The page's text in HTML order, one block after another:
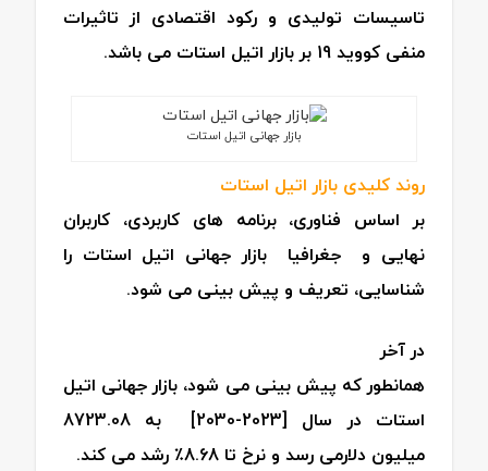
تاسیسات تولیدی و رکود اقتصادی از تاثیرات
منفی کووید 19 بر بازار اتیل استات می باشد.
بازار جهانی اتیل استات
روند کلیدی بازار اتیل استات
بر اساس فناوری، برنامه های کاربردی، کاربران
نهایی و جغرافیا بازار جهانی اتیل استات را
شناسایی، تعریف و پیش بینی می شود.
در آخر
همانطور که پیش بینی می شود، بازار جهانی اتیل
استات در سال [2023-2030] به 8723.08
میلیون دلارمی رسد و نرخ تا 8.68٪ رشد می کند.